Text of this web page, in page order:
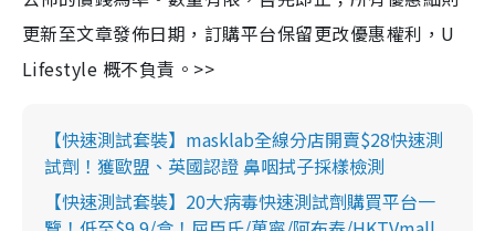
更新至文章發佈日期，訂購平台保留更改優惠權利，U
Lifestyle 概不負責。>>
【快速測試套裝】masklab全線分店開賣$28快速測
試劑！獲歐盟、英國認證 鼻咽拭子採樣檢測
【快速測試套裝】20大病毒快速測試劑購買平台一